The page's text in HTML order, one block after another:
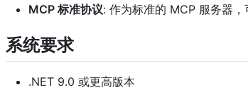
MCP 标准协议: 作为标准的 MCP 服务器
系统要求
.NET 9.0 或更高版本